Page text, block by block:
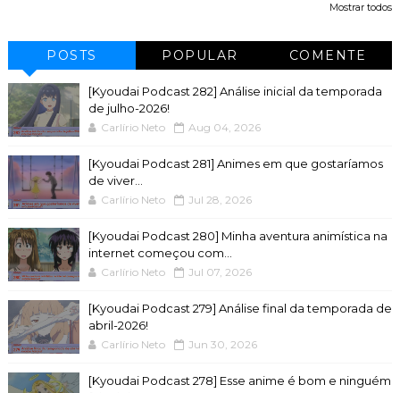
Mostrar todos
POSTS POPULAR COMENTE
[Kyoudai Podcast 282] Análise inicial da temporada
de julho-2026!
Carlírio Neto Aug 04, 2026
[Kyoudai Podcast 281] Animes em que gostaríamos
de viver...
Carlírio Neto Jul 28, 2026
[Kyoudai Podcast 280] Minha aventura animística na
internet começou com...
Carlírio Neto Jul 07, 2026
[Kyoudai Podcast 279] Análise final da temporada de
abril-2026!
Carlírio Neto Jun 30, 2026
[Kyoudai Podcast 278] Esse anime é bom e ninguém